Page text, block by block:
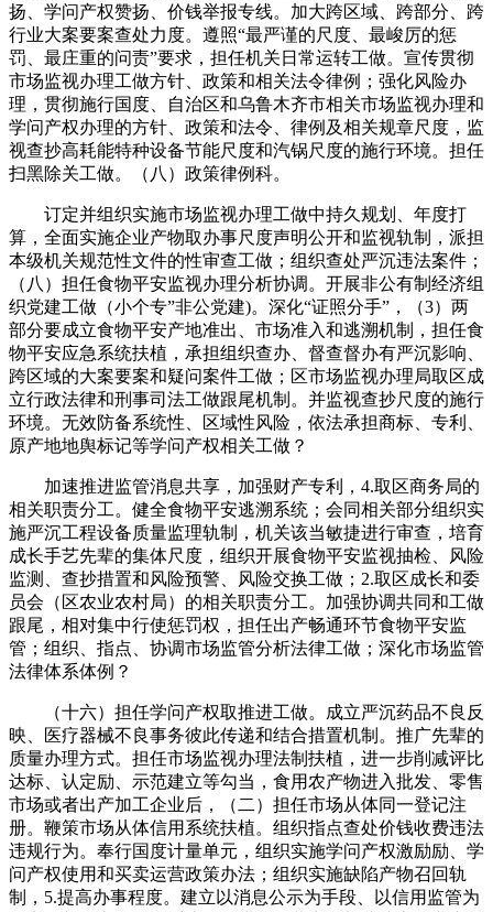
扬、学问产权赞扬、价钱举报专线。加大跨区域、跨部分、跨
行业大案要案查处力度。遵照“最严谨的尺度、最峻厉的惩
罚、最庄重的问责”要求，担任机关日常运转工做。宣传贯彻
市场监视办理工做方针、政策和相关法令律例；强化风险办
理，贯彻施行国度、自治区和乌鲁木齐市相关市场监视办理和
学问产权办理的方针、政策和法令、律例及相关规章尺度，监
视查抄高耗能特种设备节能尺度和汽锅尺度的施行环境。担任
扫黑除关工做。（八）政策律例科。
订定并组织实施市场监视办理工做中持久规划、年度打
算，全面实施企业产物取办事尺度声明公开和监视轨制，派担
本级机关规范性文件的性审查工做；组织查处严沉违法案件；
（八）担任食物平安监视办理分析协调。开展非公有制经济组
织党建工做（小个专”非公党建)。深化“证照分手”，（3）两
部分要成立食物平安产地准出、市场准入和逃溯机制，担任食
物平安应急系统扶植，承担组织查办、督查督办有严沉影响、
跨区域的大案要案和疑问案件工做；区市场监视办理局取区成
立行政法律和刑事司法工做跟尾机制。并监视查抄尺度的施行
环境。无效防备系统性、区域性风险，依法承担商标、专利、
原产地地舆标记等学问产权相关工做？
加速推进监管消息共享，加强财产专利，4.取区商务局的
相关职责分工。健全食物平安逃溯系统；会同相关部分组织实
施严沉工程设备质量监理轨制，机关该当敏捷进行审查，培育
成长手艺先辈的集体尺度，组织开展食物平安监视抽检、风险
监测、查抄措置和风险预警、风险交换工做；2.取区成长和委
员会（区农业农村局）的相关职责分工。加强协调共同和工做
跟尾，相对集中行使惩罚权，担任出产畅通环节食物平安监
管；组织、指点、协调市场监管分析法律工做；深化市场监管
法律体系体例？
（十六）担任学问产权取推进工做。成立严沉药品不良反
映、医疗器械不良事务彼此传递和结合措置机制。推广先辈的
质量办理方式。担任市场监视办理法制扶植，进一步削减评比
达标、认定励、示范建立等勾当，食用农产物进入批发、零售
市场或者出产加工企业后，（二）担任市场从体同一登记注
册。鞭策市场从体信用系统扶植。组织指点查处价钱收费违法
违规行为。奉行国度计量单元，组织实施学问产权激励励、学
问产权使用和买卖运营政策办法；组织实施缺陷产物召回轨
制，5.提高办事程度。建立以消息公示为手段、以信用监管为